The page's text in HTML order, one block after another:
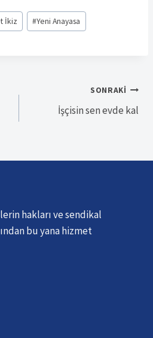
İkiz #Yeni Anayasa
SONRAKI
İşçisin sen evde kal
hakları ve sendikal
bu yana hizmet